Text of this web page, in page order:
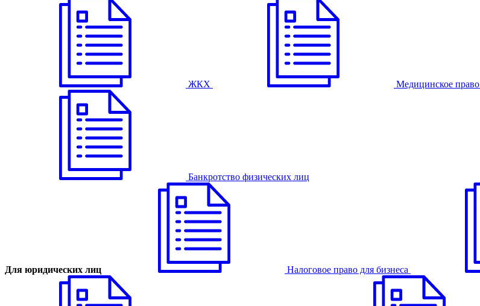
ЖКХ Медицинское право
Банкротство физических лиц
Для юридических лиц Налоговое право для бизнеса